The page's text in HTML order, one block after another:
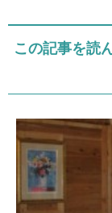
この記事を読